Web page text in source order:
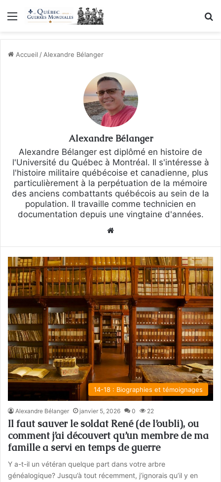
Menu
Accueil / Alexandre Bélanger
Alexandre Bélanger
Alexandre Bélanger est diplômé en histoire de
l'Université du Québec à Montréal. Il s'intéresse à
l'histoire militaire québécoise et canadienne, plus
particulièrement à la perpétuation de la mémoire
des anciens combattants québécois au sein de la
population. Il travaille comme technicien en
documentation depuis une vingtaine d'années.
14-18 : Biographies et témoignages
Alexandre Bélanger janvier 5, 2026 0 22
Il faut sauver le soldat René (de l’oubli), ou
comment j’ai découvert qu’un membre de ma
famille a servi en temps de guerre
Y a-t-il un vétéran quelque part dans votre arbre
généalogique? Jusqu’à tout récemment, j’ignorais qu’il y en